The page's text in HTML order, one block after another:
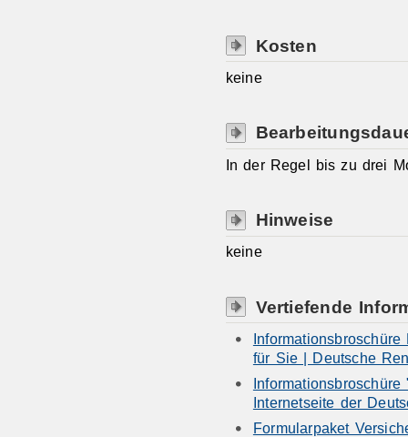
Kosten
keine
In der Regel bis zu drei
Hinweise
keine
Vertiefende
für Sie | Deutsche
Internetseite der
Formularpaket